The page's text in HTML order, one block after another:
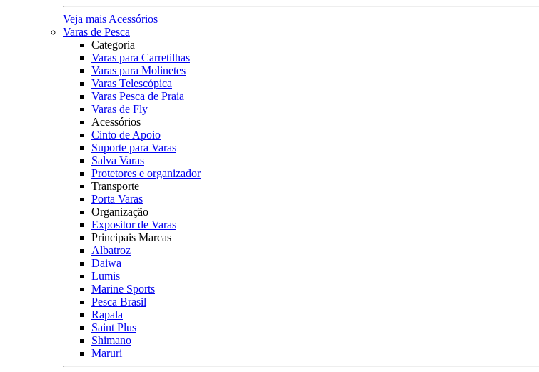
Veja mais Acessórios
Varas de Pesca
Categoria
Varas para Carretilhas
Varas para Molinetes
Varas Telescópica
Varas Pesca de Praia
Varas de Fly
Acessórios
Cinto de Apoio
Suporte para Varas
Salva Varas
Protetores e organizador
Transporte
Porta Varas
Organização
Expositor de Varas
Principais Marcas
Albatroz
Daiwa
Lumis
Marine Sports
Pesca Brasil
Rapala
Saint Plus
Shimano
Maruri